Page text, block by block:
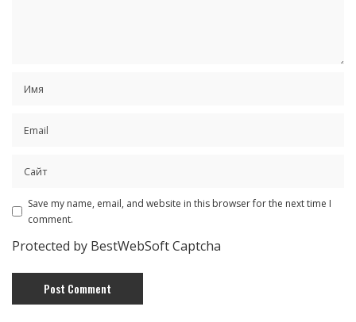
Save my name, email, and website in this browser for the next time I
comment.
Protected by BestWebSoft Captcha